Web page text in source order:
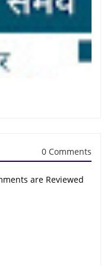
0 Comments
are Reviewed